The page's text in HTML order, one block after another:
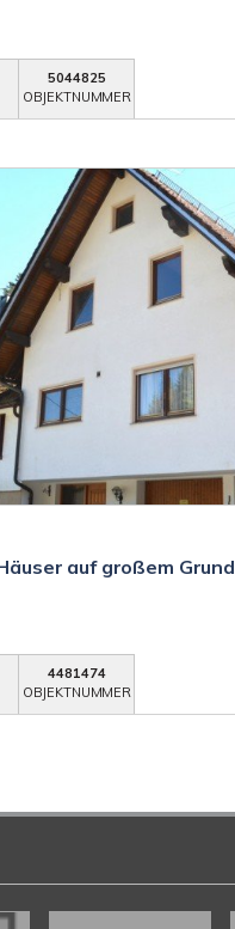
5044825
OBJEKTNUMMER
auf großem
4481474
OBJEKTNUMMER